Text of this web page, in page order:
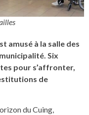
amusé à la salle des
Six
pour s’affronter,
de
du Cuing,